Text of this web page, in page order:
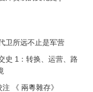
卫所远不止是军营
史 1：转换、运营、路
《 兩粵雜存》